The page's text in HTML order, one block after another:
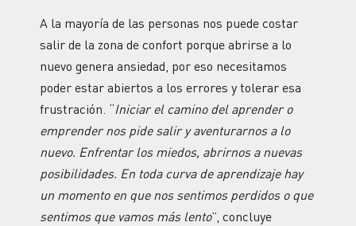
A la mayoría de las personas nos puede costar
salir de la zona de confort porque abrirse a lo
nuevo genera ansiedad, por eso necesitamos
poder estar abiertos a los errores y tolerar esa
frustración. “Iniciar el camino del aprender o
emprender nos pide salir y aventurarnos a lo
nuevo. Enfrentar los miedos, abrirnos a nuevas
posibilidades. En toda curva de aprendizaje hay
un momento en que nos sentimos perdidos o que
sentimos que vamos más lento”, concluye